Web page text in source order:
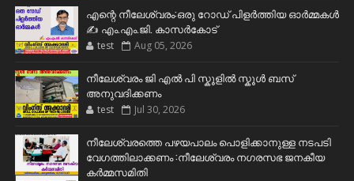
എന്റെ നീലേശ്വരം:ഒരു റോഡ് പിളർത്തിയ ഓർമ്മകൾ
✍️ എം.എം.ജി. കാസർകോട്
test Aug 05, 2026
നീലേശ്വരം ജി എൽ പി സ്കൂളിൽ സ്കൂൾ ബസ്
അനുവദിക്കണം
test Jul 30, 2026
നീലേശ്വരത്തെ പഴയപാലം പൊളിക്കാനുള്ള നടപടി
വേഗത്തിലാക്കണം :നീലേശ്വരം നഗരസഭ ജനകീയ
കർമ്മസമിതി